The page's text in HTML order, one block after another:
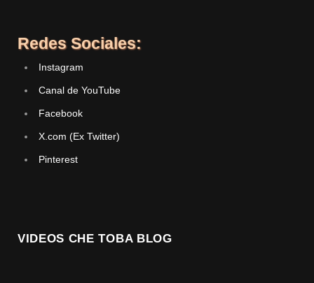
Redes Sociales:
Instagram
Canal de YouTube
Facebook
X.com (Ex Twitter)
Pinterest
VIDEOS CHE TOBA BLOG